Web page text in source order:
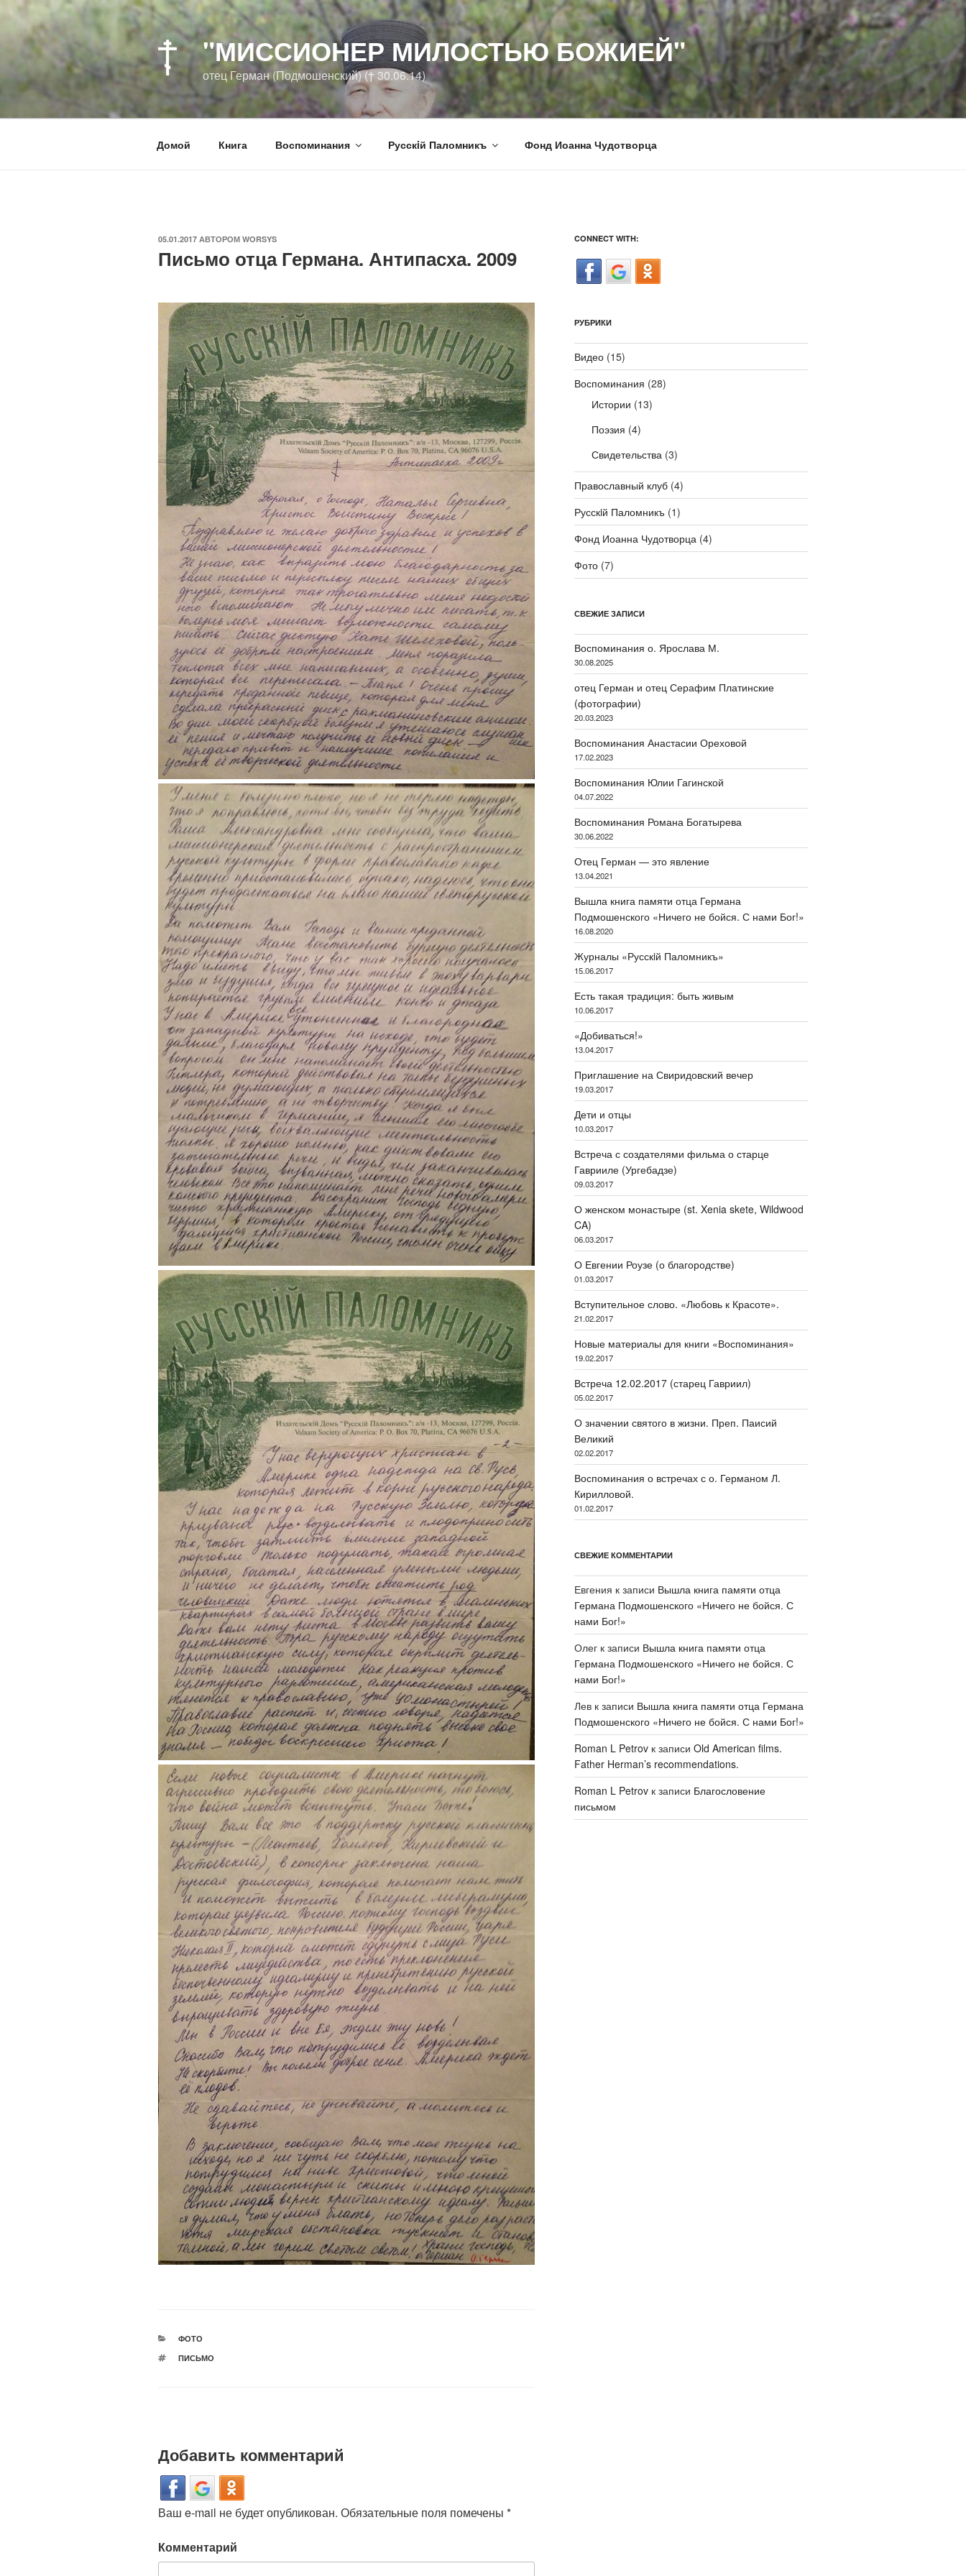
Перейти
содержимому
"МИССИОНЕР МИЛОСТЬЮ БОЖИЕЙ"
отец Герман (Подмошенский) († 30.06.14)
Домой Книга Воспоминания Русскiй Паломникъ Фонд Иоанна Чудотворца
ОПУБЛИКОВАНО
05.01.2017 АВТОРОМ WORSYS
Письмо отца Германа. Антипасха. 2009
РУБРИКИ
ФОТО
МЕТКИ
ПИСЬМО
Добавить комментарий
Ваш e-mail не будет опубликован. Обязательные поля помечены *
Комментарий
CONNECT WITH:
РУБРИКИ
Видео(15)
Воспоминания (28)
Истории (13)
Поэзия (4)
Свидетельства(3)
Православный клуб(4)
Русскiй Паломникъ (1)
Фонд Иоанна Чудотворца(4)
Фото(7)
СВЕЖИЕ ЗАПИСИ
Воспоминания о. Ярослава М.
30.08.2025
отец Герман и отец Серафим Платинские
(фотографии)
20.03.2023
Воспоминания Анастасии Ореховой
17.02.2023
Воспоминания Юлии Гагинской
04.07.2022
Воспоминания Романа Богатырева
30.06.2022
Отец Герман — это явление
13.04.2021
Вышла книга памяти отца Германа
Подмошенского «Ничего не бойся. С нами Бог!»
16.08.2020
Журналы «Русскiй Паломникъ»
15.06.2017
Есть такая традиция: быть живым
10.06.2017
«Добиваться!»
13.04.2017
Приглашение на Свиридовский вечер
19.03.2017
Дети и отцы
10.03.2017
Встреча с создателями фильма о старце
Гаврииле (Ургебадзе)
09.03.2017
О женском монастыре (st. Xenia skete, Wildwood
CA)
06.03.2017
О Евгении Роузе (о благородстве)
01.03.2017
Вступительное слово. «Любовь к Красоте».
21.02.2017
Новые материалы для книги «Воспоминания»
19.02.2017
Встреча 12.02.2017 (старец Гавриил)
05.02.2017
О значении святого в жизни. Преп. Паисий
Великий
02.02.2017
Воспоминания о встречах с о. Германом Л.
Кирилловой.
01.02.2017
СВЕЖИЕ КОММЕНТАРИИ
Евгения к записи Вышла книга памяти отца
Германа Подмошенского «Ничего не бойся. С
нами Бог!»
Олегк записи Вышла книга памяти отца
Германа Подмошенского «Ничего не бойся. С
нами Бог!»
Левк записи Вышла книга памяти отца Германа
Подмошенского «Ничего не бойся. С нами Бог!»
Roman L Petrovк записи Old American films.
Father Herman’s recommendations.
Roman L Petrovк записи Благословение
письмом